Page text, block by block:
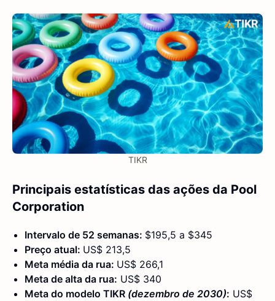
TIKR
Principais estatísticas das ações da Pool
Corporation
Intervalo de 52 semanas: $195,5 a $345
Preço atual: US$ 213,5
Meta média da rua: US$ 266,1
Meta de alta da rua: US$ 340
Meta do modelo TIKR (dezembro de 2030): US$